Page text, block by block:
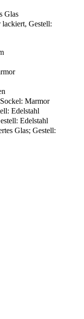
Glas
Gestell:
Marmor
Edelstahl
Edelstahl
Glas; Gestell: